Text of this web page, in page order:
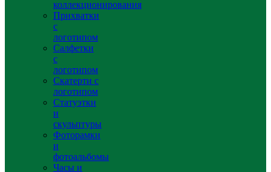
коллекционирования
Прихватки
с
логотипом
Салфетки
с
логотипом
Скатерти с
логотипом
Статуэтки
и
скульптуры
Фоторамки
и
фотоальбомы
Часы и